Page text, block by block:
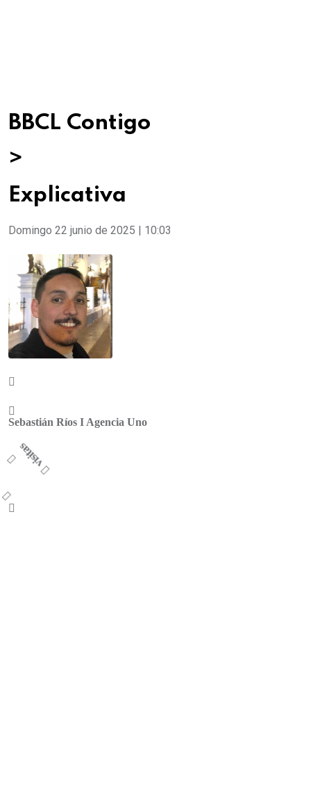
BBCL Contigo
>
Explicativa
Domingo 22 junio de 2025 | 10:03
Sebastián Ríos I Agencia Uno
visitas